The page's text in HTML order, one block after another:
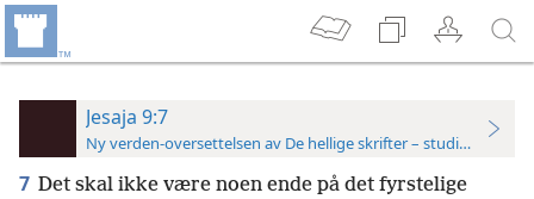
Jesaja 9:7
Ny verden-oversettelsen av De hellige skrifter – studieutgave
7 Det skal ikke være noen ende på det fyrstelige